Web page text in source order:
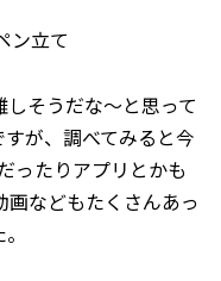
ン立て
そうだな～と思って
が、調べてみると今
ったりアプリとかも
などもたくさんあっ